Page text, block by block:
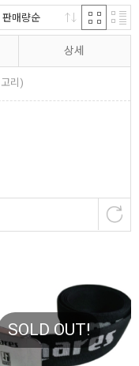
리)
상세
판매량순
SOLD OUT!